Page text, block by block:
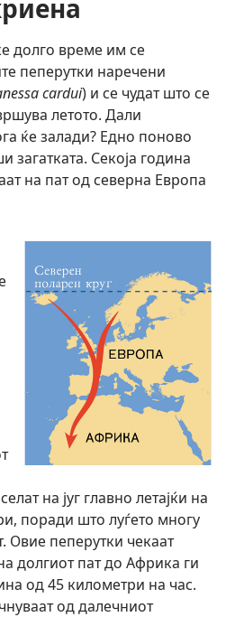
долго време им се
пеперутки наречени
cardui) и се чудат што се
летото. Дали
ќе залади? Едно поново
загатката. Секоја година
на пат од северна Европа
на југ главно летајќи на
поради што луѓето многу
Овие пеперутки чекаат
долгиот пат до Африка ги
од 45 километри на час.
од далечниот